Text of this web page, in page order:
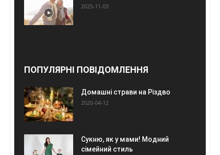
2025-11-03
ПОПУЛЯРНІ ПОВІДОМЛЕННЯ
Домашні страви на Різдво
2020-04-12
Сукню, як у мами! Модний
сімейний стиль